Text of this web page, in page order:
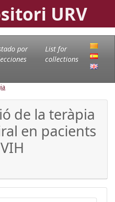
URV
por
List for
collections
de la teràpia
en pacients